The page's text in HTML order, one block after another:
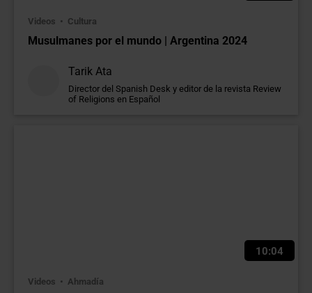
Videos Cultura
Musulmanes por el mundo | Argentina 2024
Tarik Ata
Director del Spanish Desk y editor de la revista Review
of Religions en Español
10:04
Videos Ahmadía